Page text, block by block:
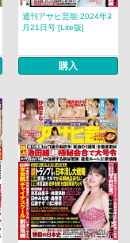
週刊アサヒ芸能 2024年3
月21日号 [Lite版]
購入